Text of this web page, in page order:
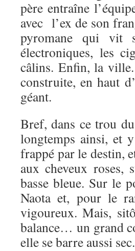
père entraîne
avec l’ex de son
pyromane qui vit
électroniques, les
câlins. Enfin, la
construite, en haut
géant.
Bref, dans ce trou
longtemps ainsi, et
frappé par le destin,
aux cheveux
basse bleue. Sur le
Naota et, pour le
vigoureux. Mais,
balance… un grand
elle se barre aussi sec.